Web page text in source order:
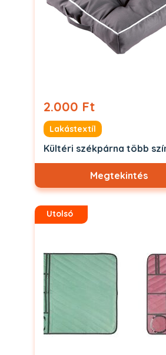
2.000 Ft
Lakástextíl
Kültéri székpárna több
Megtekintés
Utolsó